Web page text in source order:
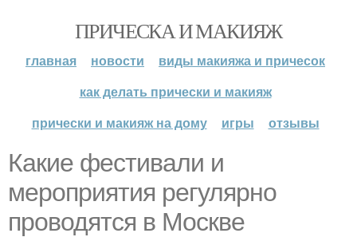
ПРИЧЕСКА И МАКИЯЖ
главная новости
виды макияжа и причесок
как делать прически и макияж
прически и макияж на дому
игры отзывы
Какие фестивали и
мероприятия регулярно
проводятся в Москве